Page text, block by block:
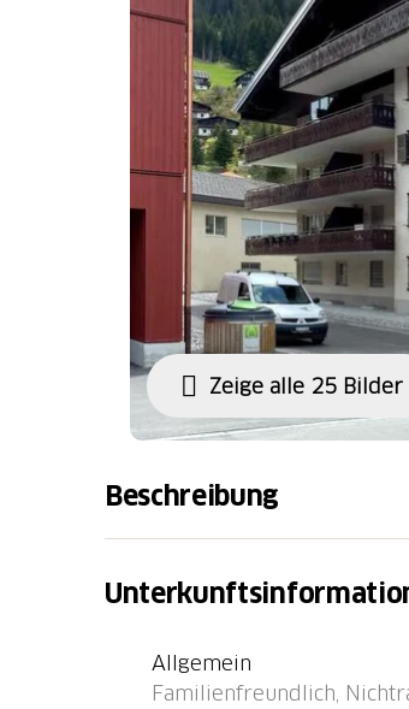
Zeige alle 25 Bilder
Beschreibung
Fähre "Chastè" 41.9 km.
Allgemein
Familienfreundlich,